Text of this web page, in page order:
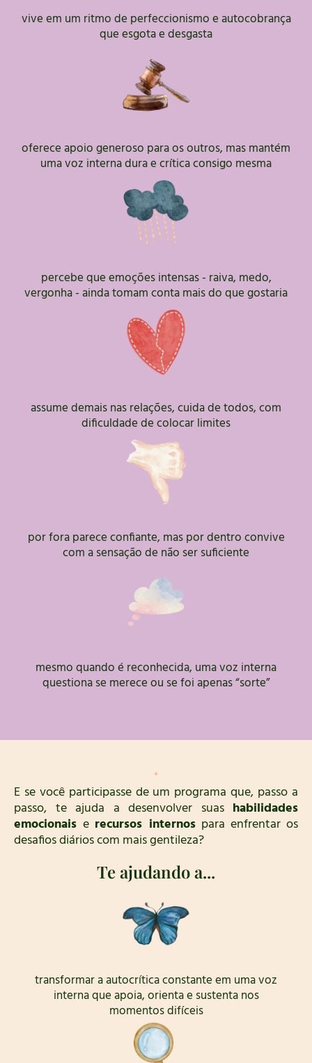
vive em um ritmo de perfeccionismo e autocobrança
que esgota e desgasta
oferece apoio generoso para os outros, mas mantém
uma voz interna dura e crítica consigo mesma
percebe que emoções intensas - raiva, medo,
vergonha - ainda tomam conta mais do que gostaria
assume demais nas relações, cuida de todos, com
dificuldade de colocar limites
por fora parece confiante, mas por dentro convive
com a sensação de não ser suficiente
mesmo quando é reconhecida, uma voz interna
questiona se merece ou se foi apenas “sorte”
E se você participasse de um programa que, passo a
passo, te ajuda a desenvolver suas habilidades
emocionaise recursos internospara enfrentar os
desafios diários com mais gentileza?
Te ajudando a...
transformar a autocrítica constante em uma voz
interna que apoia, orienta e sustenta nos
momentos difíceis